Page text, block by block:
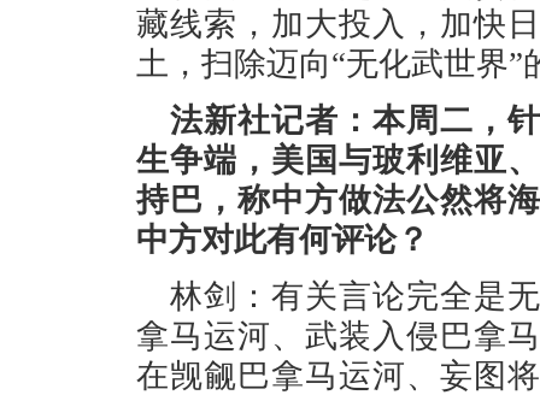
藏线索，加大投入，加快
土，扫除迈向“无化武世界”
法新社记者：本周二，
生争端，美国与玻利维亚
持巴，称中方做法公然将
中方对此有何评论？
林剑：有关言论完全是
拿马运河、武装入侵巴拿
在觊觎巴拿马运河、妄图